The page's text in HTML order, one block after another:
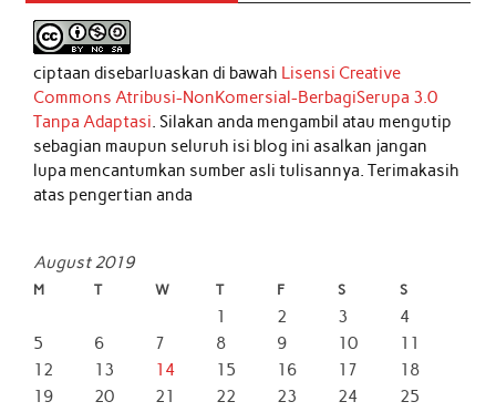
ciptaan disebarluaskan di bawah Lisensi Creative
Commons Atribusi-NonKomersial-BerbagiSerupa 3.0
Tanpa Adaptasi. Silakan anda mengambil atau mengutip
sebagian maupun seluruh isi blog ini asalkan jangan
lupa mencantumkan sumber asli tulisannya. Terimakasih
atas pengertian anda
August 2019
M T W T F S S
1 2 3
4
5
6 7 8 9 10
11
12
13 14 15 16 17
18
19
20 21 22 23 24
25